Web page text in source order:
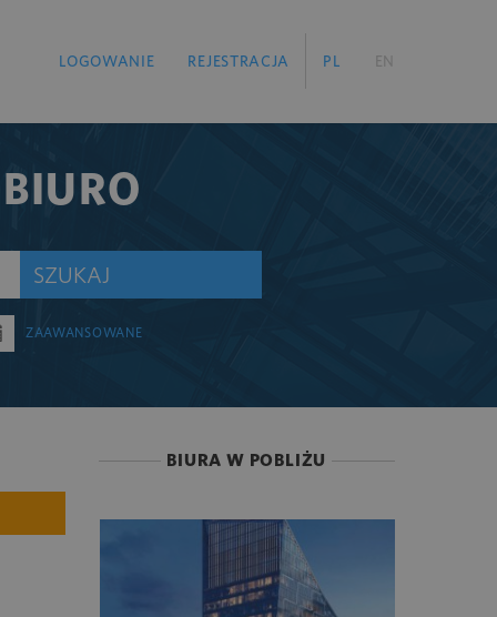
PL EN
LOGOWANIE REJESTRACJA
SZUKAJ
ZAAWANSOWANE
BIURA W POBLIŻU